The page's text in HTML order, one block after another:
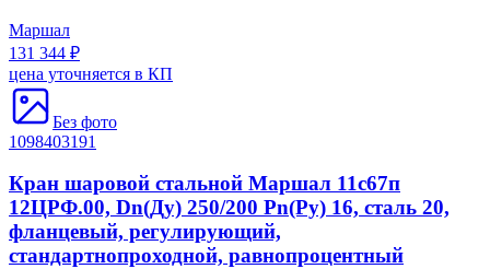
Маршал
131 344 ₽
цена уточняется в КП
Без фото
1098403191
Кран шаровой стальной Маршал 11с67п
12ЦРФ.00, Dn(Ду) 250/200 Рn(Ру) 16, сталь 20,
фланцевый, регулирующий,
стандартнопроходной, равнопроцентный